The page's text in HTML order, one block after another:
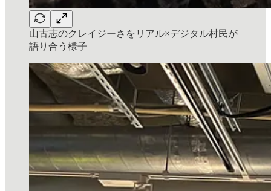
山古志のクレイジーさをリアル×デジタル村民が
語り合う様子